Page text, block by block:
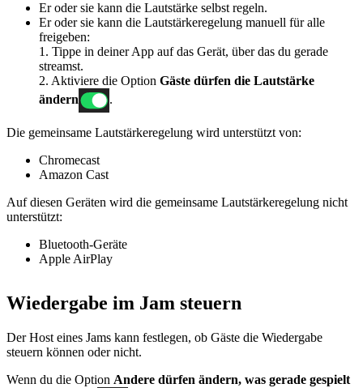
Er oder sie kann die Lautstärke selbst regeln.
Er oder sie kann die Lautstärkeregelung manuell für alle
freigeben:
1. Tippe in deiner App auf das Gerät, über das du gerade
streamst.
2. Aktiviere die Option Gäste dürfen die Lautstärke
ändern
.
Die gemeinsame Lautstärkeregelung wird unterstützt von:
Chromecast
Amazon Cast
Auf diesen Geräten wird die gemeinsame Lautstärkeregelung nicht
unterstützt:
Bluetooth-Geräte
Apple AirPlay
Wiedergabe im Jam steuern
Der Host eines Jams kann festlegen, ob Gäste die Wiedergabe
steuern können oder nicht.
Wenn du die Option Andere dürfen ändern, was gerade gespielt